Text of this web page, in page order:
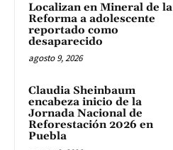
Localizan en Mineral de la
Reforma a adolescente
reportado como
desaparecido
agosto 9, 2026
Claudia Sheinbaum
encabeza inicio de la
Jornada Nacional de
Reforestación 2026 en
Puebla